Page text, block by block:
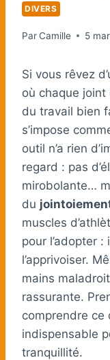
DIVERS
ParCamille 5
Si vous rêvez
où chaque
du travail bien
s’impose
outil n’a rien
regard : pas
mirobolante…
du
muscles
pour l’adopter
l’apprivoiser.
mains
rassurante.
comprendre ce
indispensable
tranquillité.